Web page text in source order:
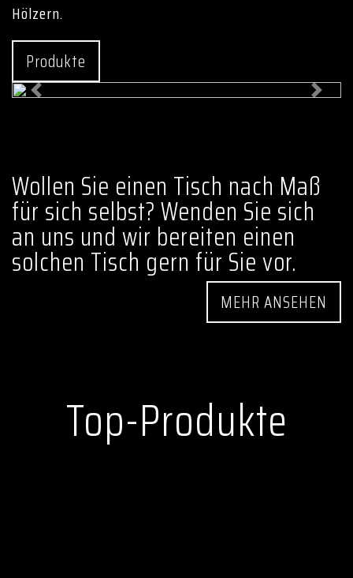
Hölzern.
Produkte
Previous Next
Wollen Sie einen Tisch nach Maß
für sich selbst? Wenden Sie sich
an uns und wir bereiten einen
solchen Tisch gern für Sie vor.
MEHR ANSEHEN
Top-Produkte